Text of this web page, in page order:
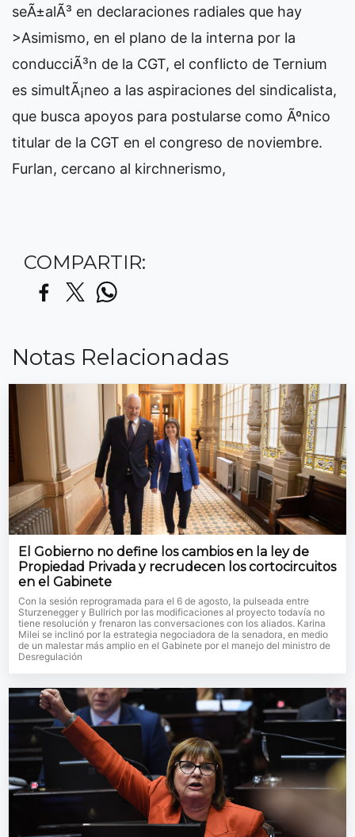
seÃ±alÃ³ en declaraciones radiales que hay
>Asimismo, en el plano de la interna por la
conducciÃ³n de la CGT, el conflicto de Ternium
es simultÃ¡neo a las aspiraciones del sindicalista,
que busca apoyos para postularse como Ãºnico
titular de la CGT en el congreso de noviembre.
Furlan, cercano al kirchnerismo,
COMPARTIR:
Notas Relacionadas
El Gobierno no define los cambios en la ley de
Propiedad Privada y recrudecen los cortocircuitos
en el Gabinete
Con la sesión reprogramada para el 6 de agosto, la pulseada entre
Sturzenegger y Bullrich por las modificaciones al proyecto todavía no
tiene resolución y frenaron las conversaciones con los aliados. Karina
Milei se inclinó por la estrategia negociadora de la senadora, en medio
de un malestar más amplio en el Gabinete por el manejo del ministro de
Desregulación